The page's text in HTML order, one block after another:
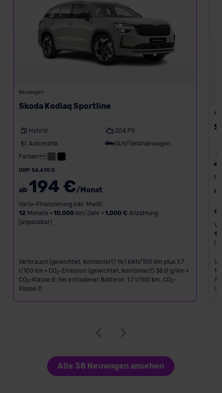
Neuwagen
Skoda Kodiaq Sportline
Hybrid
204 PS
Automatik
SUV/Geländewagen
Farben:
UVP: 56.670 €
ab 194 €/Monat
Vario-Finanzierung inkl. MwSt.
12 Monate • 10.000km/Jahr • 1.000 €Anzahlung
(anpassbar)
Verbrauch (gewichtet, kombiniert) 14,1 kWh/100 km plus 1,7
l/100 km • CO2-Emission (gewichtet, kombiniert) 38,0 g/km •
CO2-Klasse B; bei entladener Batterie: 1,7 l/100 km, CO2-
Klasse D
12
l/
Alle 38 Neuwagen ansehen